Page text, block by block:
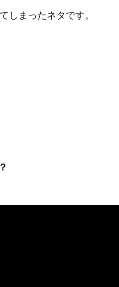
しまったネタです。